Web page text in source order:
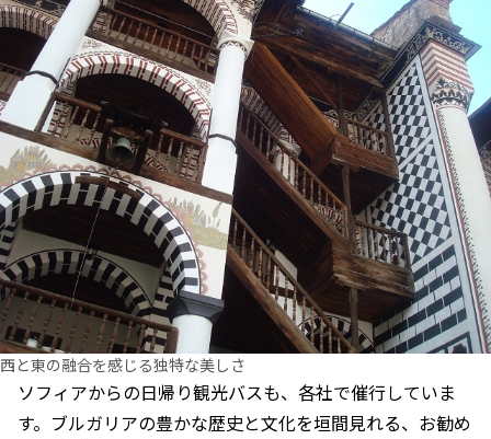
西と東の融合を感じる独特な美しさ
ソフィアからの日帰り観光バスも、各社で催行していま
す。ブルガリアの豊かな歴史と文化を垣間見れる、お勧め